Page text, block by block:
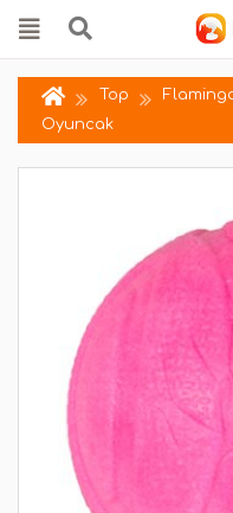
Top
Oyuncak